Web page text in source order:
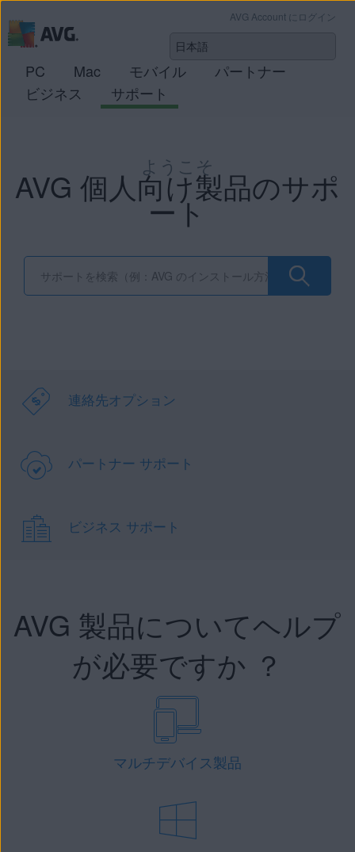
AVG Account にログイン
PC Mac モバイル
パートナー
ビジネス
サポート
ようこそ
AVG 個人向け製品のサポ
ート
連絡先オプション
パートナー サポート
ビジネス サポート
AVG 製品についてヘルプ
が必要ですか ？
マルチデバイス製品